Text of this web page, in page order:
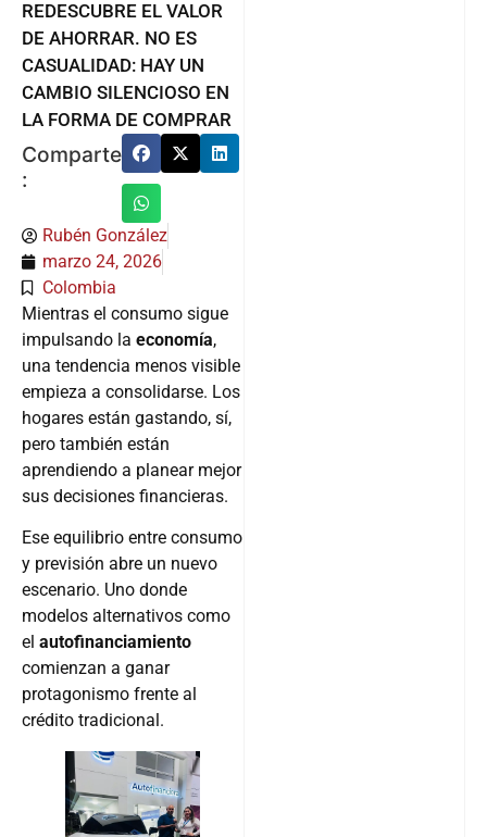
DE AHORRAR. NO ES
CASUALIDAD: HAY UN
CAMBIO SILENCIOSO EN
LA FORMA DE COMPRAR
Comparte
:
Rubén González
marzo 24, 2026
Colombia
Mientras el consumo sigue
impulsando laeconomía,
una tendencia menos visible
empieza a consolidarse. Los
hogares están gastando, sí,
pero también están
aprendiendo a planear mejor
sus decisiones financieras.
y previsión abre un nuevo
escenario. Uno donde
modelos alternativos como
elautofinanciamiento
comienzan a ganar
protagonismo frente al
crédito tradicional.